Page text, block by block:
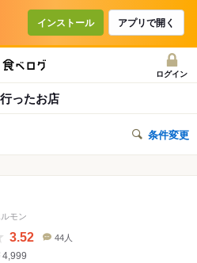
インストール アプリで開く
ログイン
行ったお店
条件変更
モン
3.52 44人
4,999